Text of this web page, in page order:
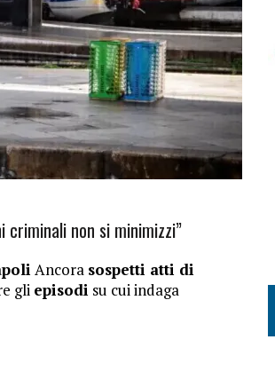
criminali non si minimizzi”
Ancora sospetti atti di
gli episodi su cui indaga